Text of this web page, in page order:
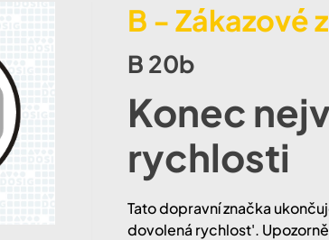
B - Zákazové
B 20b
Konec
rychlosti
Tato dopravní značka
dovolená rychlost'.